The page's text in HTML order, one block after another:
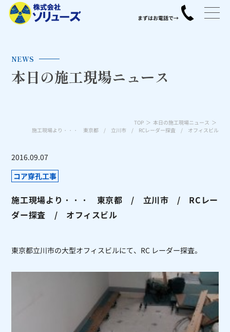
NEWS
本日の施工現場ニュース
TOP
本日の施工現場ニュース
施工現場より・・・ 東京都 / 立川市 / RCレーダー探査 / オフィスビル
2016.09.07
コア穿孔工事
施工現場より・・・ 東京都 / 立川市 / RCレー
ダー探査 / オフィスビル
東京都立川市の大型オフィスビルにて、RC レーダー探査。